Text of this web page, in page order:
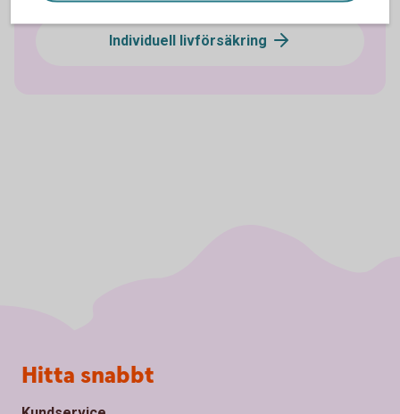
Individuell livförsäkring
Sidfot
Hitta snabbt